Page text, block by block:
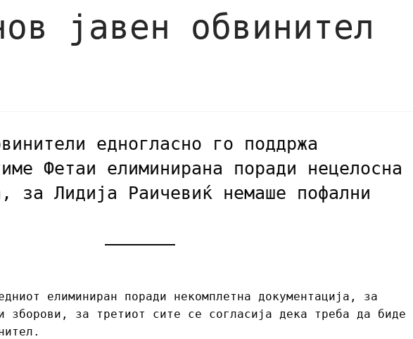
јавен обвинител
едногласно го поддржа
Фетаи елиминирана поради нецелосна
за Лидија Раичевиќ немаше пофални
елиминиран поради некомплетна документација, за
зборови, за третиот сите се согласија дека треба да биде